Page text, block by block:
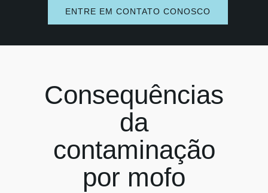
ENTRE EM CONTATO CONOSCO
Consequências
da
contaminação
por mofo